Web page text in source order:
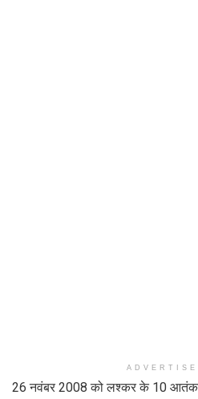
26 नवंबर 2008 को लश्कर के 10